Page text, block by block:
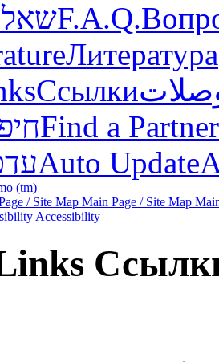
F.A.Q.
Литература
Ссылки
Find a Partner
Auto Update
/ Site Map Main Page / Site Map
Accessibility